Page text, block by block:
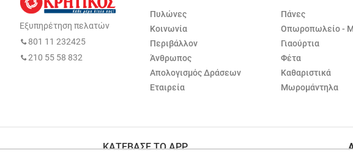
Εξυπηρέτηση πελατών
801 11 232425
210 55 58 832
Πυλώνες
Κοινωνία
Περιβάλλον
Άνθρωπος
Απολογισμός Δράσεων
Εταιρεία
Πάνες
Οπωροπωλείο -
Γιαούρτια
Φέτα
Καθαριστικά
Μωρομάντηλα
ΚΑΤΕΒΑΣΕ ΤΟ APP